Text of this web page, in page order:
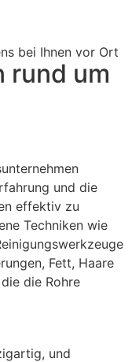
bei Ihnen vor Ort
rund um
und die
effektiv zu
Techniken wie
Fett, Haare
die Rohre
und